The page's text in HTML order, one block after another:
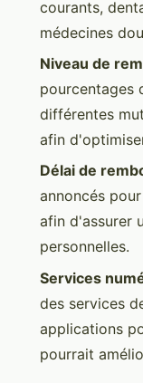
courants,
médecines
Niveau de
pourcentages
différentes
afin
Délai de
annoncés
afin d'assurer
personnelles.
Services
des services
applications
pourrait